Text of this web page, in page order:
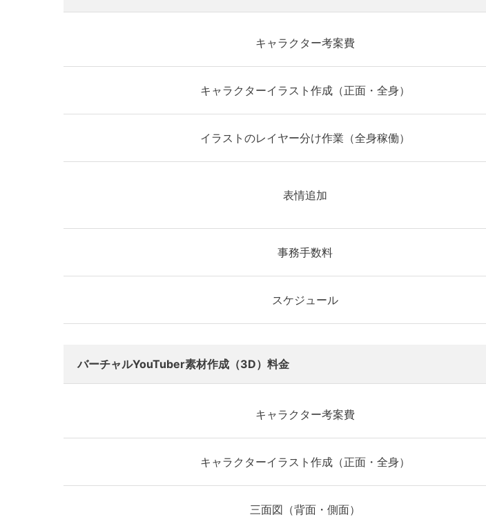
キャラクター考案費
キャラクターイラスト作成（正面・全身）
イラストのレイヤー分け作業（全身稼働）
表情追加
事務手数料
スケジュール
バーチャルYouTuber素材作成（3D）料金
キャラクター考案費
キャラクターイラスト作成（正面・全身）
三面図（背面・側面）